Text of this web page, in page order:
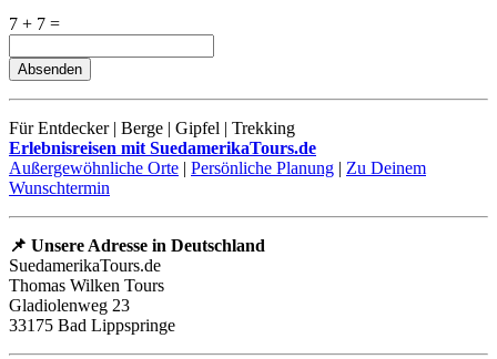
7 + 7 =
Absenden
Für Entdecker | Berge | Gipfel | Trekking
Erlebnisreisen mit SuedamerikaTours.de
Außergewöhnliche Orte | Persönliche Planung | Zu Deinem
Wunschtermin
📌 Unsere Adresse in Deutschland
SuedamerikaTours.de
Thomas Wilken Tours
Gladiolenweg 23
33175 Bad Lippspringe